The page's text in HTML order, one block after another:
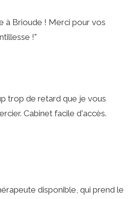
à Brioude ! Merci pour vos
!"
trop de retard que je vous
Cabinet facile d'accès.
disponible, qui prend le